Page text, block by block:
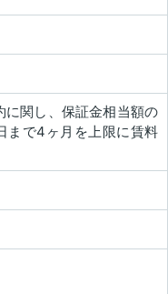
に関し、保証金相当額の
まで4ヶ月を上限に賃料